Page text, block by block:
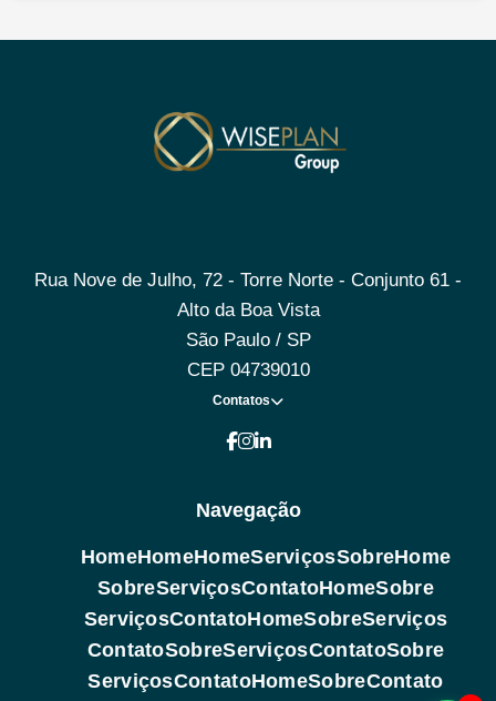
Rua Nove de Julho, 72 - Torre Norte - Conjunto 61 -
Alto da Boa Vista
São Paulo / SP
CEP 04739010
Contatos
Navegação
HomeHomeHomeServiçosSobreHome
SobreServiçosContatoHomeSobre
ServiçosContatoHomeSobreServiços
ContatoSobreServiçosContatoSobre
ServiçosContatoHomeSobreContato